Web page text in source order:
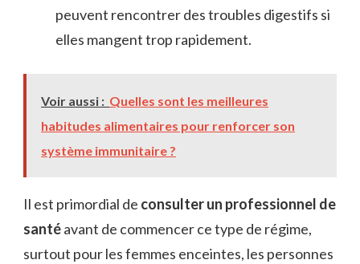
peuvent rencontrer des troubles digestifs si
elles mangent trop rapidement.
Voir aussi : Quelles sont les meilleures
habitudes alimentaires pour renforcer son
système immunitaire ?
Il est primordial de consulter un professionnel de
santéavant de commencer ce type de régime,
surtout pour les femmes enceintes, les personnes